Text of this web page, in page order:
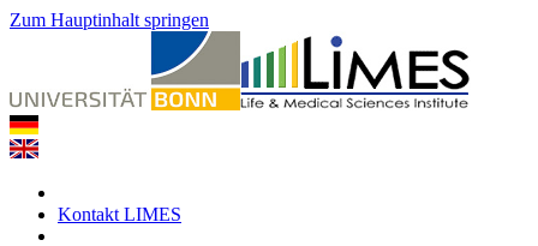
Zum Hauptinhalt springen
Kontakt LIMES